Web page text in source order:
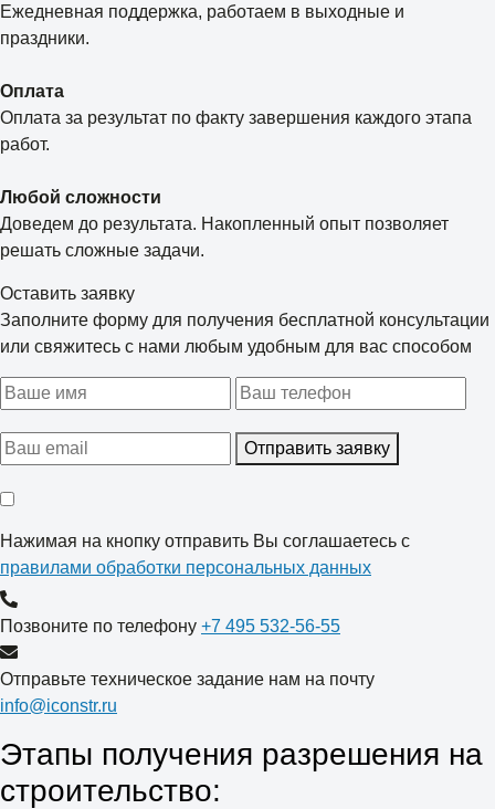
Ежедневная поддержка, работаем в выходные и
праздники.
Оплата
Оплата за результат по факту завершения каждого этапа
работ.
Любой сложности
Доведем до результата. Накопленный опыт позволяет
решать сложные задачи.
Оставить заявку
Заполните форму для получения бесплатной консультации
или свяжитесь с нами любым удобным для вас способом
Отправить заявку
Нажимая на кнопку отправить Вы соглашаетесь с
правилами обработки персональных данных
Позвоните по телефону +7 495 532-56-55
Отправьте техническое задание нам на почту
info@iconstr.ru
Этапы получения разрешения на
строительство: